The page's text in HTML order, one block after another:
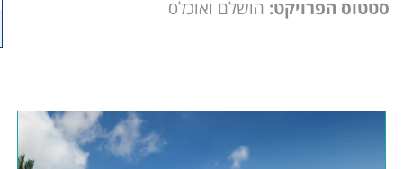
סטטוס הפרויקט: הושלם ואוכלס